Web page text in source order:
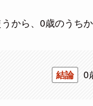
から、0歳のうち
結論 0